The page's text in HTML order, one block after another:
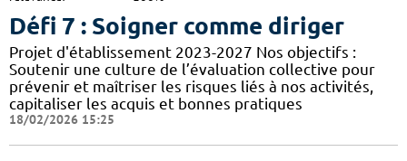
Défi 7 : Soigner comme diriger
Projet d'établissement 2023-2027 Nos objectifs :
Soutenir une culture de l’évaluation collective pour
prévenir et maîtriser les risques liés à nos activités,
capitaliser les acquis et bonnes pratiques
18/02/2026 15:25